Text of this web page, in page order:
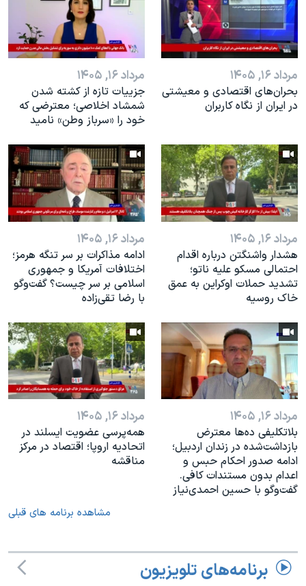
نرگس محمدی برنده جایزه نوبل صلح
همایش محافظه‌کاران آمریکا «سی‌پک»
صفحه‌های ویژه
سفر پرزیدنت ترامپ به چین
مرداد ۱۶, ۱۴۰۵
بحران‌های اقتصادی و معیشتی
در ایران از نگاه کاربران
مرداد ۱۶, ۱۴۰۵
جزییات تازه از کشته شدن
شمشاد اخلاصی؛ معترضی که
خود را «سرباز وطن» نامید
مرداد ۱۶, ۱۴۰۵
هشدار واشنگتن درباره اقدام
احتمالی مسکو علیه ناتو؛
تشدید حملات اوکراین به عمق
خاک روسیه
مرداد ۱۶, ۱۴۰۵
ادامه مذاکرات بر سر تنگه هرمز؛
اختلافات آمریکا و جمهوری
اسلامی بر سر چیست؟ گفت‌وگو
با رضا تقی‌زاده
مرداد ۱۶, ۱۴۰۵
بلاتکلیفی ده‌ها معترض
بازداشت‌شده در زندان اردبیل؛
ادامه صدور احکام حبس و
اعدام بدون مستندات کافی.
گفت‌وگو با حسین احمدی‌نیاز
مرداد ۱۶, ۱۴۰۵
همه‌پرسی عضویت ایسلند در
اتحادیه اروپا؛ اقتصاد در مرکز
مناقشه
مشاهده برنامه های قبلی
برنامه‌های تلویزیون